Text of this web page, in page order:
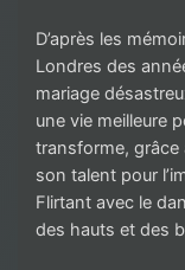
D’après les
Londres des
mariage
une vie meilleure
transforme, grâce
son talent pour
Flirtant avec le
des hauts et des